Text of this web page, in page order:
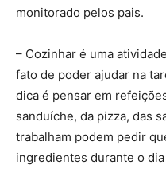
monitorado pelos pais.
– Cozinhar é uma
fato de poder ajudar na
dica é pensar em
sanduíche, da pizza, das
trabalham podem pedir
ingredientes durante o